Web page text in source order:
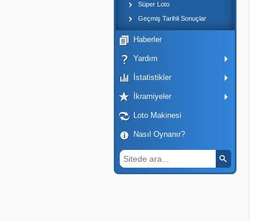
Süper Loto
Geçmiş Tarihli Sonuçlar
Haberler
Yardım
İstatistikler
İkramiyeler
Loto Makinesi
Nasıl Oynanır?